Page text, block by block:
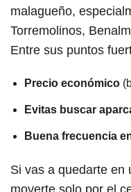
malagueño,
Torremolinos,
Entre sus puntos
Precio económico
Evitas buscar
Buena frecuencia
Si vas a quedarte en